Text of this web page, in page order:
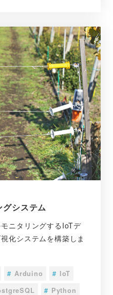
システム
ニタリングするIoTデ
化システムを構築しま
# Arduino # IoT
# Python